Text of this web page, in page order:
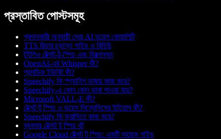
প্রস্তাবিত পোস্টসমূহ
প্রদানকারী অনুযায়ী সেরা AI ভয়েস কোয়ালিটি
TTS রিডার চূড়ান্ত গাইড ও রিভিউ
টুইলিও টেক্সট-টু-স্পিচ এবং বিকল্পসমূহ
OpenAI-এর Whisper কী?
প্রসডিক ইউনিট কী?
Speechify কি স্প্যানিশ ভাষায় কাজ করে?
Speechify-এ কোন কোন ভাষা পাওয়া যায়?
Microsoft VALL-E কী?
টেক্সট টু স্পিচ ও ভয়েস সিন্থেসিসের ইতিহাস কী?
Speechify কি ফরাসিতে কাজ করে?
ব্যবসায় টেক্সট টু স্পিচ বট
Google Cloud টেক্সট টু স্পিচ: একটি সহায়ক গাইড